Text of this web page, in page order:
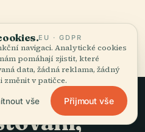
v Tokio
EU · GDPR
navigaci. Analytické cookies
pomáhají zjistit, které
data, žádná reklama, žádný
v patičce.
vše Přijmout vše